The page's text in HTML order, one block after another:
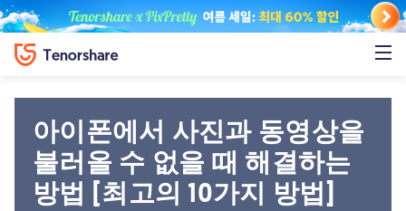
아이폰에서 사진과 동영상을
불러올 수 없을 때 해결하는
방법 [최고의 10가지 방법]